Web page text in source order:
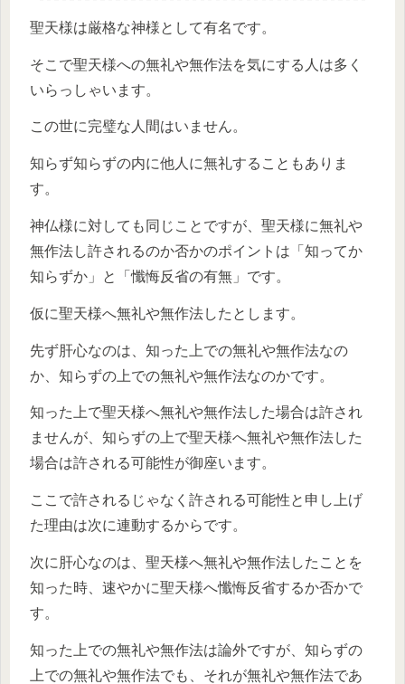
聖天様は厳格な神様として有名です。
そこで聖天様への無礼や無作法を気にする人は多く
いらっしゃいます。
この世に完璧な人間はいません。
知らず知らずの内に他人に無礼することもありま
す。
神仏様に対しても同じことですが、聖天様に無礼や
無作法し許されるのか否かのポイントは「知ってか
知らずか」と「懺悔反省の有無」です。
仮に聖天様へ無礼や無作法したとします。
先ず肝心なのは、知った上での無礼や無作法なの
か、知らずの上での無礼や無作法なのかです。
知った上で聖天様へ無礼や無作法した場合は許され
ませんが、知らずの上で聖天様へ無礼や無作法した
場合は許される可能性が御座います。
ここで許されるじゃなく許される可能性と申し上げ
た理由は次に連動するからです。
次に肝心なのは、聖天様へ無礼や無作法したことを
知った時、速やかに聖天様へ懺悔反省するか否かで
す。
知った上での無礼や無作法は論外ですが、知らずの
上での無礼や無作法でも、それが無礼や無作法であ